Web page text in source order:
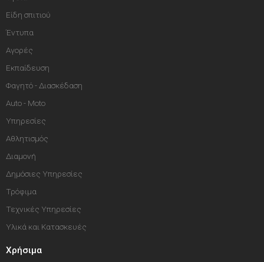
Είδη σπιτιού
Έντυπα
Αγορές
Εκπαίδευση
Φαγητό - Διασκέδαση
Auto - Moto
Υπηρεσίες
Αθλητισμός
Διαμονή
Δημόσιες Υπηρεσίες
Τρόφιμα
Τεχνικές Υπηρεσίες
Υλικά και Κατασκευές
Χρήσιμα